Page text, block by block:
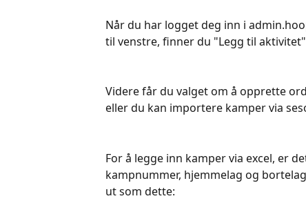
Når du har logget deg inn i
til venstre, finner du "Legg til
Videre får du valget om å opprette
eller du kan importere kamper via
For å legge inn kamper via excel, er
kampnummer, hjemmelag og
ut som dette: